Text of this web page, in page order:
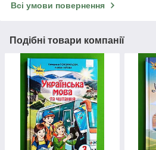
Всі умови повернення
Подібні товари компанії